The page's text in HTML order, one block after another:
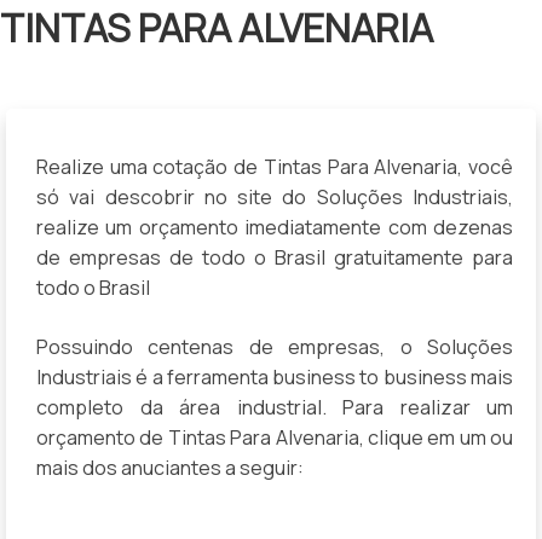
TINTAS PARA ALVENARIA
Realize uma cotação de Tintas Para Alvenaria, você
só vai descobrir no site do Soluções Industriais,
realize um orçamento imediatamente com dezenas
de empresas de todo o Brasil gratuitamente para
todo o Brasil
Possuindo centenas de empresas, o Soluções
Industriais é a ferramenta business to business mais
completo da área industrial. Para realizar um
orçamento de Tintas Para Alvenaria, clique em um ou
mais dos anuciantes a seguir: